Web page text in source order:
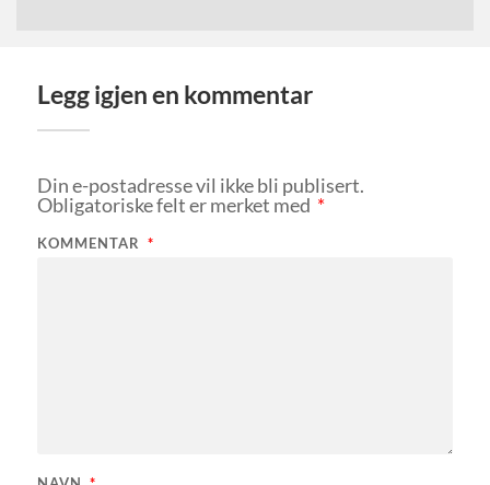
Legg igjen en kommentar
Din e-postadresse vil ikke bli publisert.
Obligatoriske felt er merket med *
KOMMENTAR *